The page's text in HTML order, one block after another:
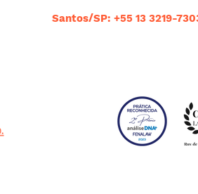
Santos/SP: +55 13 3219-